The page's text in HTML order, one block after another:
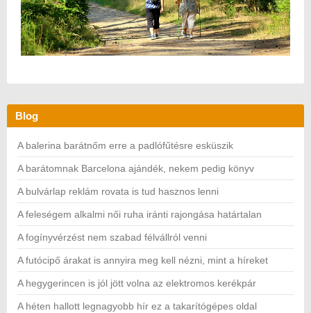
Blog
A balerina barátnőm erre a padlófűtésre esküszik
A barátomnak Barcelona ajándék, nekem pedig könyv
A bulvárlap reklám rovata is tud hasznos lenni
A feleségem alkalmi női ruha iránti rajongása határtalan
A fogínyvérzést nem szabad félvállról venni
A futócipő árakat is annyira meg kell nézni, mint a híreket
A hegygerincen is jól jött volna az elektromos kerékpár
A héten hallott legnagyobb hír ez a takarítógépes oldal